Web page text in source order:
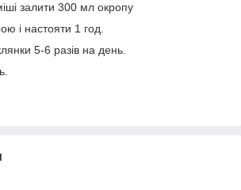
залити 300 мл окропу
і настояти 1 год.
5-6 разів на день.